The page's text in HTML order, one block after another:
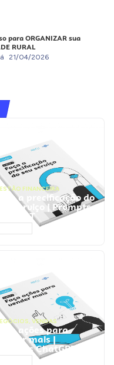
para ORGANIZAR sua
RURAL
21/04/2026
FINANCEIRA
Faça a precificação do
seu serviço | Prompts
ChatGPT
, VENDAS
Faça ações para
vender mais |
Prompts ChatGPT